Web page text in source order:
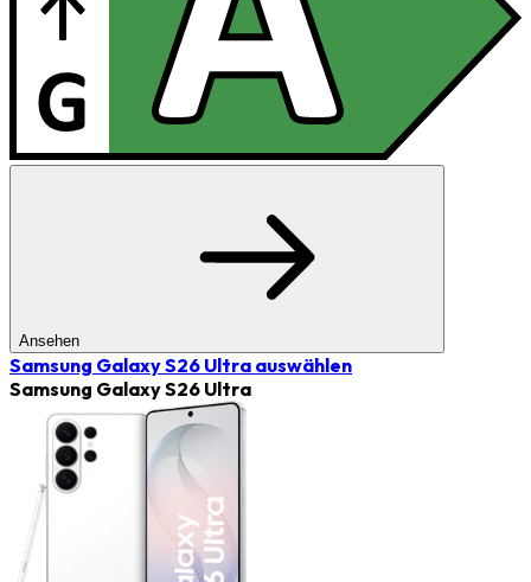
Ansehen
Samsung Galaxy S26 Ultra auswählen
Samsung Galaxy S26 Ultra